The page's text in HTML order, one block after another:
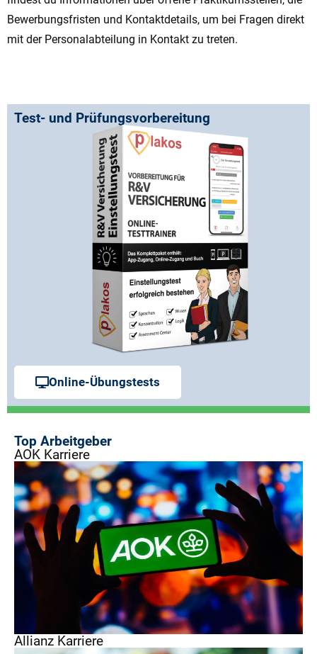
Bewerbungsfristen und Kontaktdetails, um bei Fragen direkt
mit der Personalabteilung in Kontakt zu treten.
Test- und Prüfungsvorbereitung
Online-Übungstests
Top Arbeitgeber
AOK Karriere
Allianz Karriere